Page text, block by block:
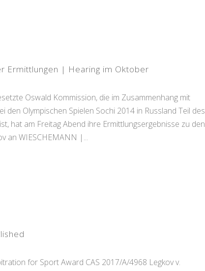
Ermittlungen | Hearing im Oktober
Oswald Kommission, die im Zusammenhang mit
Olympischen Spielen Sochi 2014 in Russland Teil des
hat am Freitag Abend ihre Ermittlungsergebnisse zu den
an WIESCHEMANN |...
for Sport Award CAS 2017/A/4968 Legkov v.